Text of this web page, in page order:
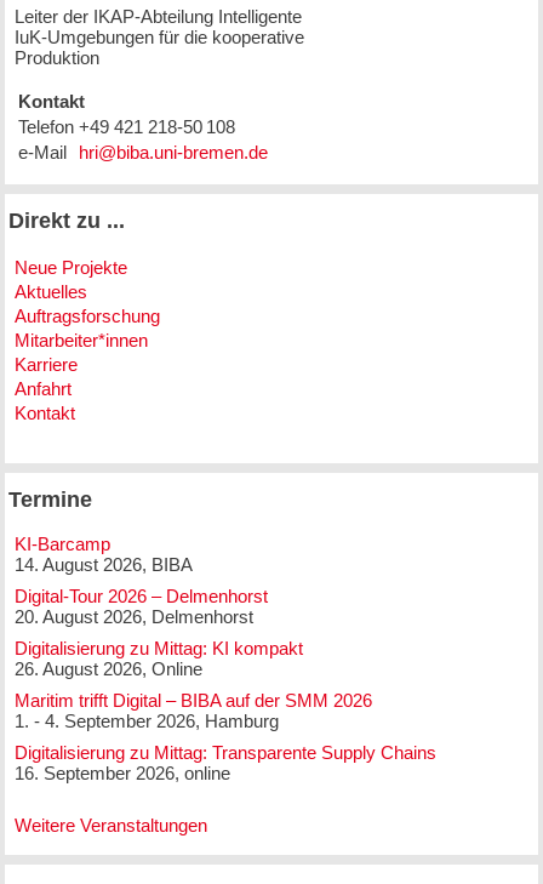
Leiter der IKAP-Abteilung Intelligente
IuK-Umgebungen für die kooperative
Produktion
Kontakt
Telefon +49 421 218-50 108
e-Mail
Direkt zu ...
Neue Projekte
Aktuelles
Auftragsforschung
Mitarbeiter*innen
Karriere
Anfahrt
Kontakt
Termine
KI-Barcamp
14. August 2026, BIBA
Digital-Tour 2026 – Delmenhorst
20. August 2026, Delmenhorst
Digitalisierung zu Mittag: KI kompakt
26. August 2026, Online
Maritim trifft Digital – BIBA auf der SMM 2026
1. - 4. September 2026, Hamburg
Digitalisierung zu Mittag: Transparente Supply Chains
16. September 2026, online
Weitere Veranstaltungen